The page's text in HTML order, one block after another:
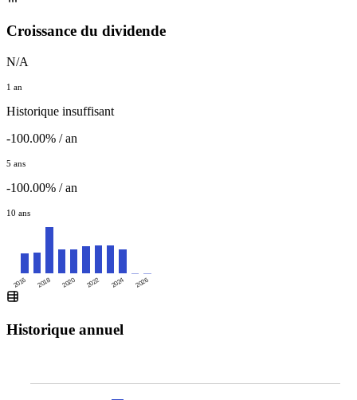
Croissance du dividende
N/A
1 an
Historique insuffisant
-100.00% / an
5 ans
-100.00% / an
10 ans
2016 2018 2020 2022 2024 2026
Historique annuel